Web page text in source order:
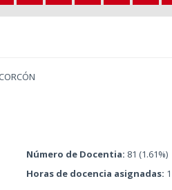
Número de Docentia: 81 (1.61%)
Horas de docencia asignadas: